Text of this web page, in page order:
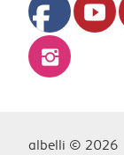
facebook youtube
instagram
albelli © 2026